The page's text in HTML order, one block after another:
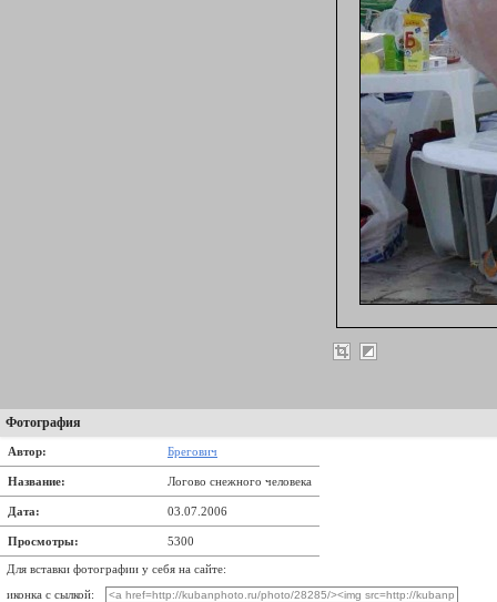
Фотография
Автор: Брегович
Название: Логово снежного человека
Дата: 03.07.2006
Просмотры: 5300
Для вставки фотографии у себя на сайте:
иконка с сылкой: